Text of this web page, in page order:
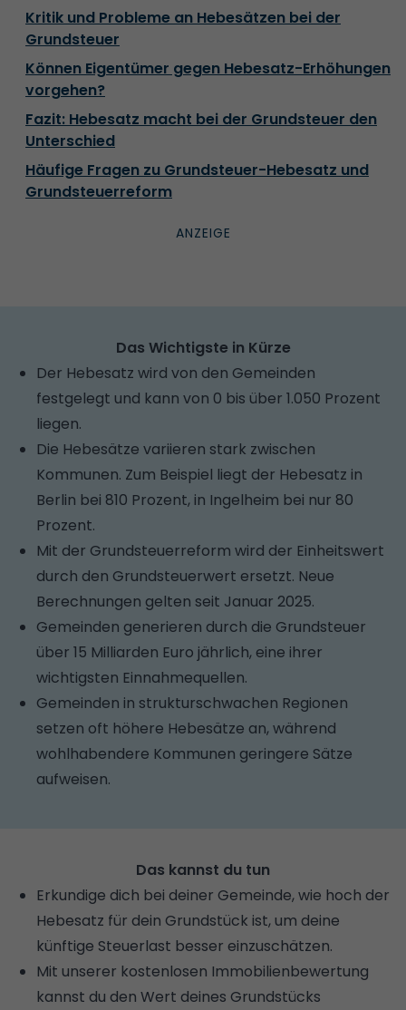
Kritik und Probleme an Hebesätzen bei der
Grundsteuer
Können Eigentümer gegen Hebesatz-Erhöhungen
vorgehen?
Fazit: Hebesatz macht bei der Grundsteuer den
Unterschied
Häufige Fragen zu Grundsteuer-Hebesatz und
Grundsteuerreform
Das Wichtigste in Kürze
Der Hebesatz wird von den Gemeinden
festgelegt und kann von 0 bis über 1.050 Prozent
liegen.
Die Hebesätze variieren stark zwischen
Kommunen. Zum Beispiel liegt der Hebesatz in
Berlin bei 810 Prozent, in Ingelheim bei nur 80
Prozent.
Mit der Grundsteuerreform wird der Einheitswert
durch den Grundsteuerwert ersetzt. Neue
Berechnungen gelten seit Januar 2025.
Gemeinden generieren durch die Grundsteuer
über 15 Milliarden Euro jährlich, eine ihrer
wichtigsten Einnahmequellen.
Gemeinden in strukturschwachen Regionen
setzen oft höhere Hebesätze an, während
wohlhabendere Kommunen geringere Sätze
aufweisen.
Das kannst du tun
Erkundige dich bei deiner Gemeinde, wie hoch der
Hebesatz für dein Grundstück ist, um deine
künftige Steuerlast besser einzuschätzen.
Mit unserer kostenlosen Immobilienbewertung
kannst du den Wert deines Grundstücks